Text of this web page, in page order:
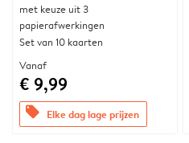
met keuze uit 3
papierafwerkingen
Set van 10 kaarten
Vanaf
€ 9,99
offers Elke dag lage prijzen